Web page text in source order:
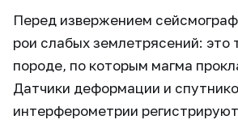
Перед извержением
рои слабых землетрясений: это
породе, по которым магма
Датчики деформации и
интерферометрии